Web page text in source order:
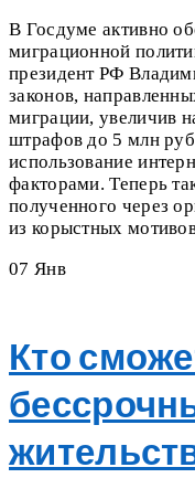
В Госдуме активно
миграционной
президент РФ
законов,
миграции, увеличив
штрафов до 5 млн
использование
факторами. Теперь
полученного через
из корыстных
07 Янв
Кто